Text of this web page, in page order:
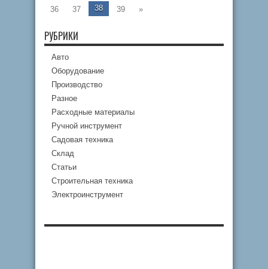
36
37 38 39 »
РУБРИКИ
Авто
Оборудование
Производство
Разное
Расходные материалы
Ручной инструмент
Садовая техника
Склад
Статьи
Строительная техника
Электроинструмент